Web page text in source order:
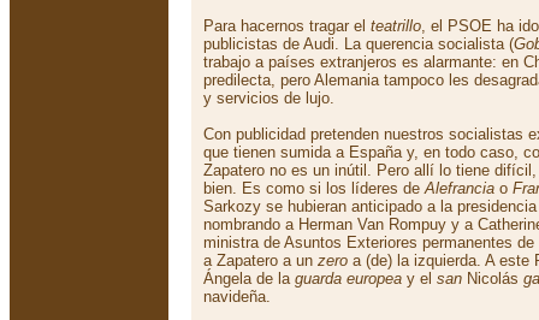
Para hacernos tragar el teatrillo, el PSOE ha
publicistas de Audi. La querencia socialista (
trabajo a países extranjeros es alarmante: en
predilecta, pero Alemania tampoco les
y servicios de lujo.
Con publicidad pretenden nuestros socialistas
que tienen sumida a España y, en todo caso,
Zapatero no es un inútil. Pero allí lo tiene
bien. Es como si los líderes deAlefrancia o
Sarkozy se hubieran anticipado a la
nombrando a Herman Van Rompuy y a
ministra de Asuntos Exteriores permanentes
a Zapatero a un zero a (de) la izquierda. A este
Ángela de la guarda europea y el san Nicolás
navideña.